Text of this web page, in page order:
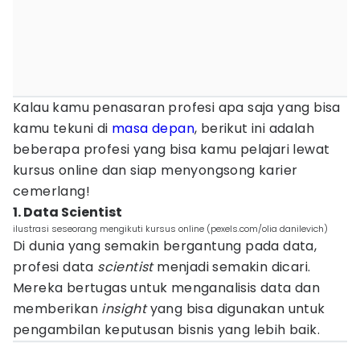
Kalau kamu penasaran profesi apa saja yang bisa
kamu tekuni di masa depan, berikut ini adalah
beberapa profesi yang bisa kamu pelajari lewat
kursus online dan siap menyongsong karier
cemerlang!
1. Data Scientist
ilustrasi seseorang mengikuti kursus online (pexels.com/olia danilevich)
Di dunia yang semakin bergantung pada data,
profesi data scientistmenjadi semakin dicari.
Mereka bertugas untuk menganalisis data dan
memberikan insightyang bisa digunakan untuk
pengambilan keputusan bisnis yang lebih baik.